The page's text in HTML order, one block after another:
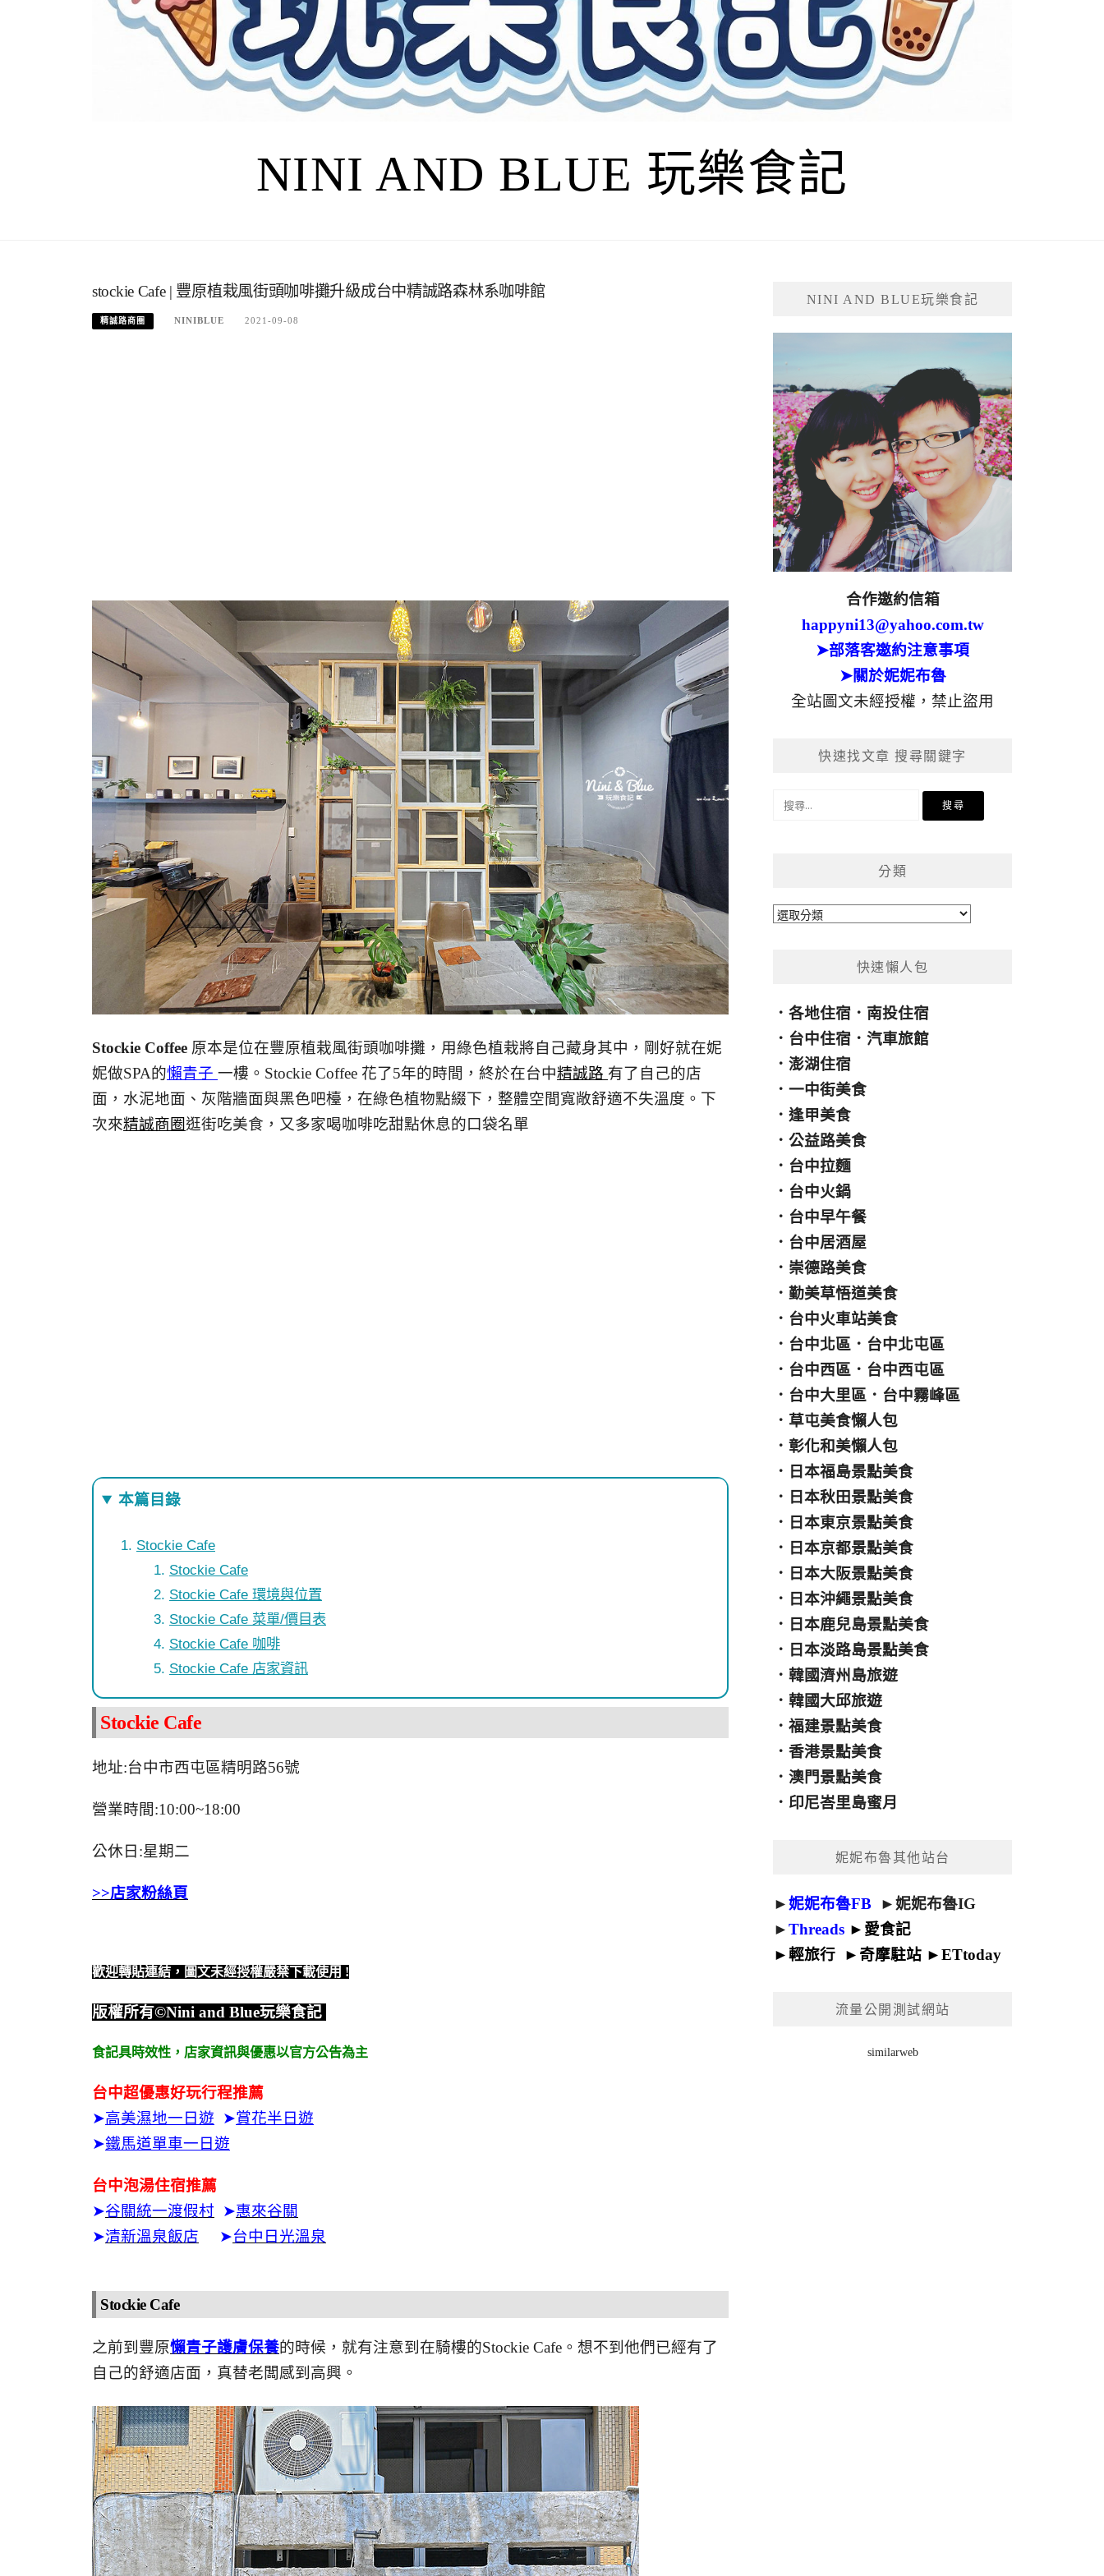
NINI AND BLUE 玩樂食記
stockie Cafe | 豐原植栽風街頭咖啡攤升級成台中精誠路森林系咖啡館
精誠路商圈 NINIBLUE 2021-09-08
Stockie Coffee 原本是位在豐原植栽風街頭咖啡攤，用綠色植栽將自己藏身其中，剛好就在妮
妮做SPA的懶青子 一樓。Stockie Coffee 花了5年的時間，終於在台中精誠路 有了自己的店
面，水泥地面、灰階牆面與黑色吧檯，在綠色植物點綴下，整體空間寬敞舒適不失溫度。下
次來精誠商圈逛街吃美食，又多家喝咖啡吃甜點休息的口袋名單
本篇目錄
Stockie Cafe
Stockie Cafe
Stockie Cafe 環境與位置
Stockie Cafe 菜單/價目表
Stockie Cafe 咖啡
Stockie Cafe 店家資訊
Stockie Cafe
地址:台中市西屯區精明路56號
營業時間:10:00~18:00
公休日:星期二
>>店家粉絲頁
歡迎轉貼連結，圖文未經授權嚴禁下載使用 !
版權所有©Nini and Blue玩樂食記
食記具時效性， 店家資訊與優惠以官方公告為主
台中超優惠好玩行程推薦
➤高美濕地一日遊 ➤賞花半日遊
➤鐵馬道單車一日遊
台中泡湯住宿推薦
➤谷關統一渡假村 ➤惠來谷關
➤清新溫泉飯店 ➤台中日光溫泉
Stockie Cafe
之前到豐原懶青子護膚保養的時候，就有注意到在騎樓的Stockie Cafe。想不到他們已經有了
自己的舒適店面，真替老闆感到高興。
NINI AND BLUE玩樂食記
合作邀約信箱
happyni13@yahoo.com.tw
➤部落客邀約注意事項
➤關於妮妮布魯
全站圖文未經授權，禁止盜用
快速找文章 搜尋關鍵字
分類
分
快速懶人包
．各地住宿 ． 南投住宿
． 台中住宿 ．汽車旅館
．澎湖住宿
．一中街美食
．逢甲美食
．公益路美食
． 台中拉麵
． 台中火鍋
． 台中早午餐
． 台中居酒屋
． 崇德路美食
．勤美草悟道美食
． 台中火車站美食
． 台中北區 ． 台中北屯區
． 台中西區 ． 台中西屯區
． 台中大里區 ． 台中霧峰區
． 草屯美食懶人包
．彰化和美懶人包
． 日本福島景點美食
． 日本秋田景點美食
． 日本東京景點美食
． 日本京都景點美食
． 日本大阪景點美食
． 日本沖繩景點美食
． 日本鹿兒島景點美食
． 日本淡路島景點美食
．韓國濟州島旅遊
．韓國大邱旅遊
．福建景點美食
．香港景點美食
．澳門景點美食
． 印尼峇里島蜜月
妮妮布魯其他站台
►妮妮布魯FB ►妮妮布魯IG
►Threads ► 愛食記
►輕旅行 ► 奇摩駐站 ►ETtoday
流量公開測試網站
similarweb